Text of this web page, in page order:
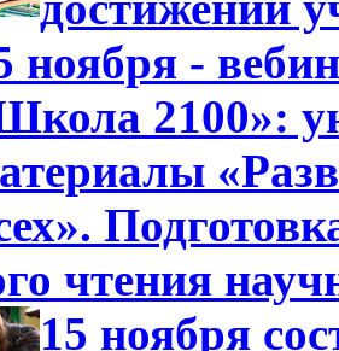
ноября -
2100»:
чтения
15 ноября